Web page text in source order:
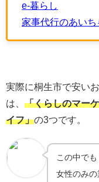
e-暮らし
家事代行のあいち
実際に桐生市で安い
は、 「くらしのマー
イフ」の3つです。
この中で
女性のみ